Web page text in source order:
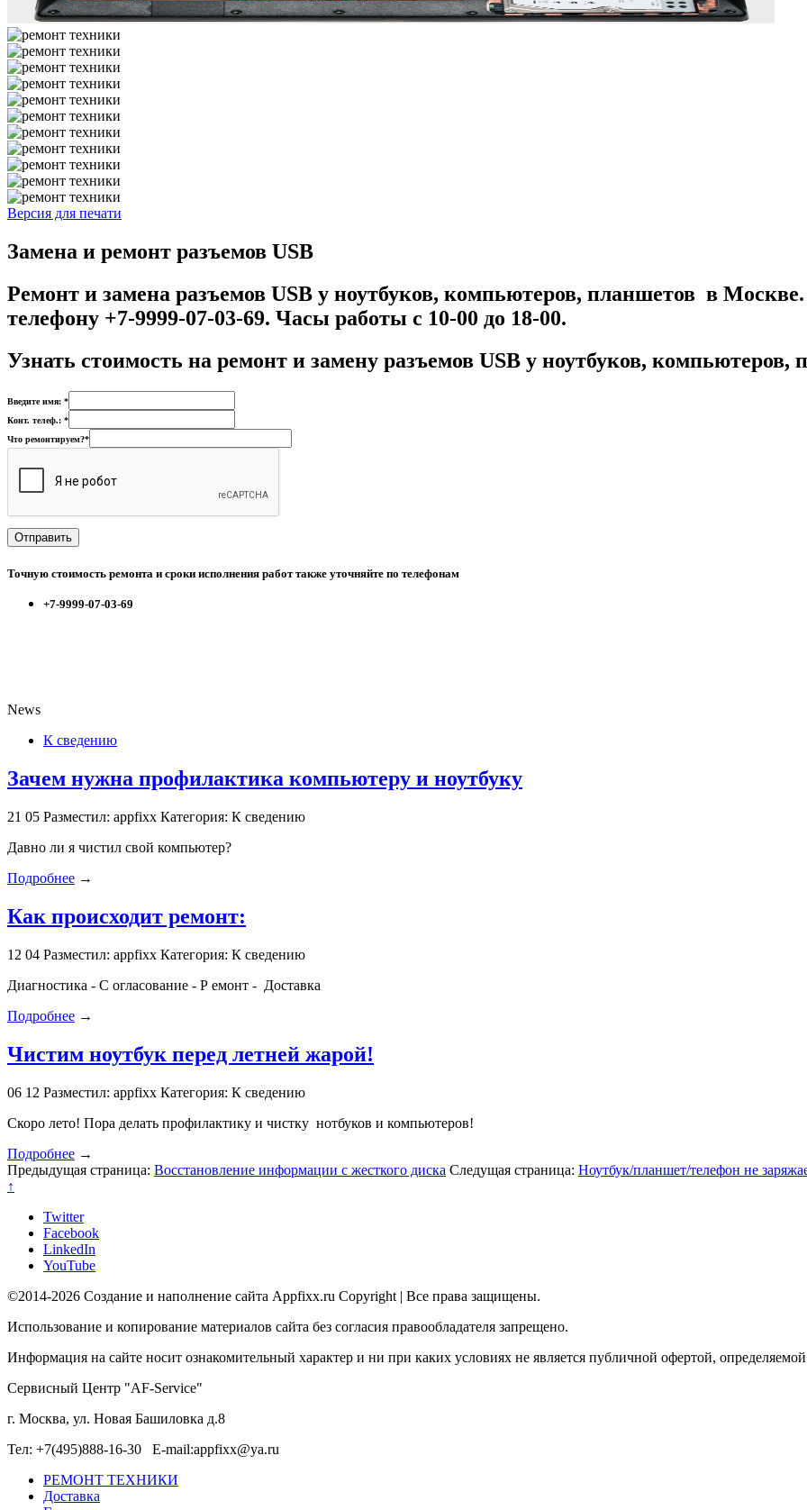
Версия для печати
Замена и ремонт разъемов USB
Ремонт и замена разъемов USB у ноутбуков, компьютеров, планшетов в
телефону +7-9999-07-03-69. Часы работы с 10-00 до 18-00.
Узнать стоимость на ремонт и замену разъемов USB у ноутбуков, компьютеров,
Введите имя: *
Конт. телеф.: *
Что ремонтируем?*
Точную стоимость ремонта и сроки исполнения работ также уточняйте по телефонам
+7-9999-07-03-69
News
К сведению
Зачем нужна профилактика компьютеру и ноутбуку
21 05 Разместил: appfixx Категория: К сведению
Давно ли я чистил свой компьютер?
Подробнее →
Как происходит ремонт:
12 04 Разместил: appfixx Категория: К сведению
Диагностика - С огласование - Р емонт - Доставка
Подробнее →
Чистим ноутбук перед летней жарой!
06 12 Разместил: appfixx Категория: К сведению
Скоро лето! Пора делать профилактику и чистку нотбуков и компьютеров!
Подробнее →
Предыдущая страница: Восстановление информации с жесткого диска Следущая страница: Ноутбук/планшет/телефон не
↑
Twitter
Facebook
LinkedIn
YouTube
©2014-2026 Создание и наполнение сайта Appfixx.ru Copyright | Все права защищены.
Использование и копирование материалов сайта без согласия правообладателя запрещено.
Информация на сайте носит ознакомительный характер и ни при каких условиях не является публичной офертой,
Сервисный Центр "AF-Service"
г. Москва, ул. Новая Башиловка д.8
Тел: +7(495)888-16-30 E-mail:appfixx@ya.ru
РЕМОНТ ТЕХНИКИ
Доставка